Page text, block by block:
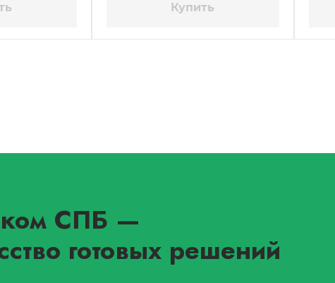
Купить
СПБ —
готовых решений